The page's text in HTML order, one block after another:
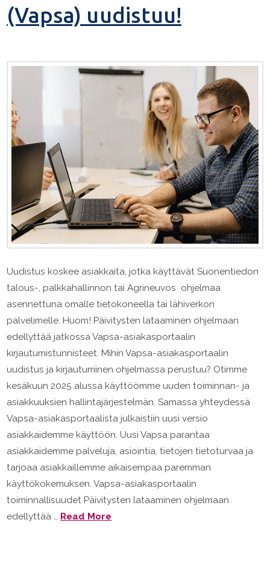
(Vapsa) uudistuu!
Uudistus koskee asiakkaita, jotka käyttävät Suonentiedon
talous-, palkkahallinnon tai Agrineuvos ohjelmaa
asennettuna omalle tietokoneella tai lähiverkon
palvelimelle. Huom! Päivitysten lataaminen ohjelmaan
edellyttää jatkossa Vapsa-asiakasportaalin
kirjautumistunnisteet. Mihin Vapsa-asiakasportaalin
uudistus ja kirjautuminen ohjelmassa perustuu? Otimme
kesäkuun 2025 alussa käyttöömme uuden toiminnan- ja
asiakkuuksien hallintajärjestelmän. Samassa yhteydessä
Vapsa-asiakasportaalista julkaistiin uusi versio
asiakkaidemme käyttöön. Uusi Vapsa parantaa
asiakkaidemme palveluja, asiointia, tietojen tietoturvaa ja
tarjoaa asiakkaillemme aikaisempaa paremman
käyttökokemuksen. Vapsa-asiakasportaalin
toiminnallisuudet Päivitysten lataaminen ohjelmaan
edellyttää … Read More